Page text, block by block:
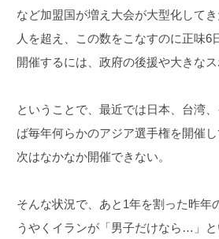
など加盟国が増え大会が大型化して
人を超え、この数をこなすのに正味
開催するには、政府の後援や大きな
ということで、最近では日本、台湾
ば毎年何らかのアジア選手権を開催
次はなかなか開催できない。
そんな状況で、あと1年を割った昨
うやくイランが「男子だけなら…」